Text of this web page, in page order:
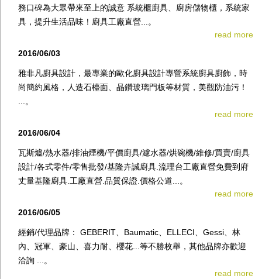
務口碑為大眾帶來至上的誠意 系統櫃廚具、廚房儲物櫃，系統家
具，提升生活品味！廚具工廠直營...。
read more
2016/06/03
雅非凡廚具設計，最專業的歐化廚具設計專營系統廚具廚飾，時
尚簡約風格，人造石檯面、晶鑽玻璃門板等材質，美觀防油污！
...。
read more
2016/06/04
瓦斯爐/熱水器/排油煙機/平價廚具/濾水器/烘碗機/維修/買賣/廚具
設計/各式零件/零售批發/基隆卉誠廚具.流理台工廠直營免費到府
丈量基隆廚具.工廠直營.品質保證.價格公道...。
read more
2016/06/05
經銷/代理品牌： GEBERIT、Baumatic、ELLECI、Gessi、林
內、冠軍、豪山、喜力耐、櫻花...等不勝枚舉，其他品牌亦歡迎
洽詢 ...。
read more